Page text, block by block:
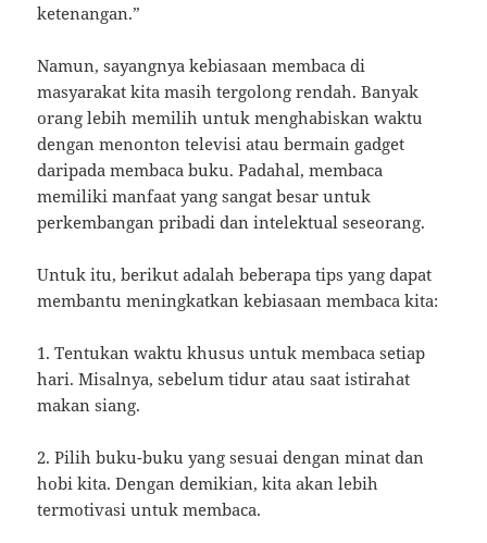
ketenangan.”
Namun, sayangnya kebiasaan membaca di
masyarakat kita masih tergolong rendah. Banyak
orang lebih memilih untuk menghabiskan waktu
dengan menonton televisi atau bermain gadget
daripada membaca buku. Padahal, membaca
memiliki manfaat yang sangat besar untuk
perkembangan pribadi dan intelektual seseorang.
Untuk itu, berikut adalah beberapa tips yang dapat
membantu meningkatkan kebiasaan membaca kita:
1. Tentukan waktu khusus untuk membaca setiap
hari. Misalnya, sebelum tidur atau saat istirahat
makan siang.
2. Pilih buku-buku yang sesuai dengan minat dan
hobi kita. Dengan demikian, kita akan lebih
termotivasi untuk membaca.